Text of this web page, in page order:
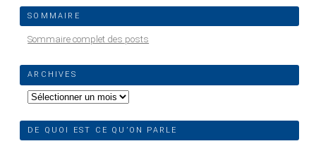
SOMMAIRE
Sommaire complet des posts
ARCHIVES
Archives
DE QUOI EST CE QU’ON PARLE